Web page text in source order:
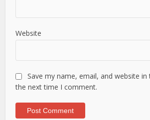
Website
Save my name, email, and website
the next time I comment.